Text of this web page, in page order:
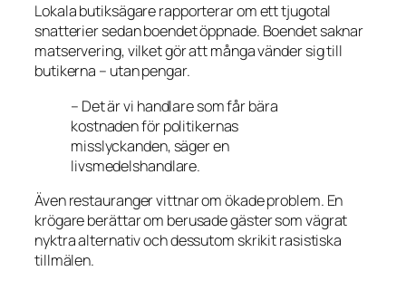
Lokala butiksägare rapporterar om ett tjugotal
snatterier sedan boendet öppnade. Boendet saknar
matservering, vilket gör att många vänder sig till
butikerna – utan pengar.
– Det är vi handlare som får bära
kostnaden för politikernas
misslyckanden, säger en
livsmedelshandlare.
Även restauranger vittnar om ökade problem. En
krögare berättar om berusade gäster som vägrat
nyktra alternativ och dessutom skrikit rasistiska
tillmälen.